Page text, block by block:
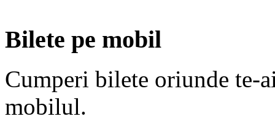
Bilete pe mobil
Cumperi bilete oriunde te-
mobilul.